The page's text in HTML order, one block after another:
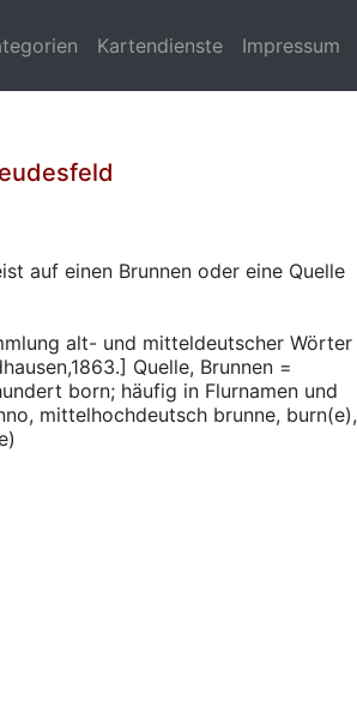
Kartendienste Impressum
auf einen Brunnen oder eine Quelle
alt- und mitteldeutscher Wörter
Quelle, Brunnen =
born; häufig in Flurnamen und
mittelhochdeutsch brunne, burn(e),